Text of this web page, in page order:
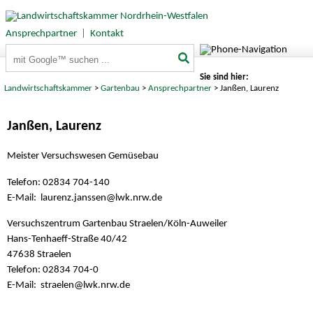
Ansprechpartner|
Kontakt
Sie sind hier:
Landwirtschaftskammer >Gartenbau >Ansprechpartner > Janßen, Laurenz
Janßen, Laurenz
Meister Versuchswesen Gemüsebau
Telefon: 02834 704-140
E-Mail: laurenz.janssen@ lwk.nrw.de
Versuchszentrum Gartenbau Straelen/Köln-Auweiler
Hans-Tenhaeff-Straße 40/42
47638 Straelen
Telefon: 02834 704-0
E-Mail: straelen@ lwk.nrw.de